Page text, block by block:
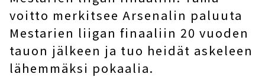
voitto merkitsee Arsenalin paluuta
Mestarien liigan finaaliin 20 vuoden
tauon jälkeen ja tuo heidät askeleen
lähemmäksi pokaalia.